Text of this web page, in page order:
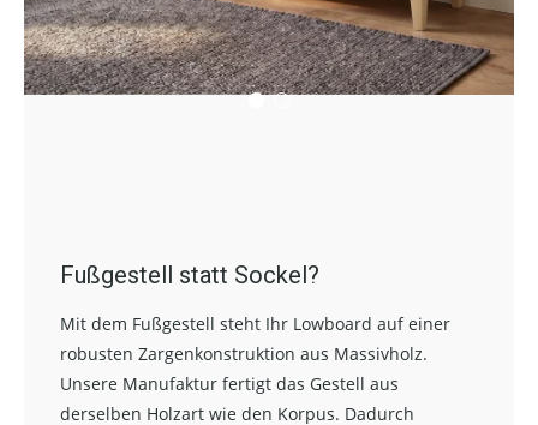
Fußgestell statt Sockel?
Mit dem Fußgestell steht Ihr Lowboard auf einer
robusten Zargenkonstruktion aus Massivholz.
Unsere Manufaktur fertigt das Gestell aus
derselben Holzart wie den Korpus. Dadurch